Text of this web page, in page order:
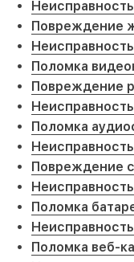
Повреждение
Поломка
Повреждение
Поломка
Повреждение
Поломка
Поломка веб-